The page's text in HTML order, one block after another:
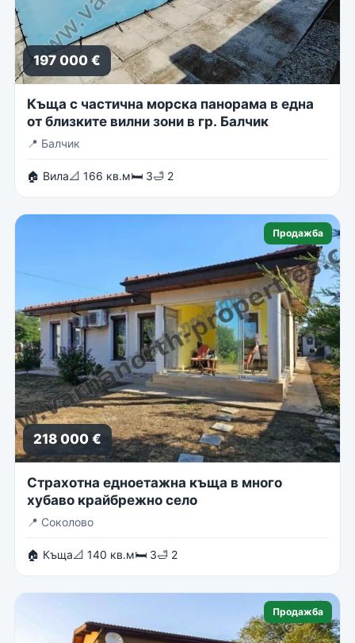
197 000 €
Къща с частична морска панорама в една
от близките вилни зони в гр. Балчик
📍 Балчик
🏠 Вила📐 166 кв.м🛏 3🛁 2
Продажба
218 000 €
Страхотна едноетажна къща в много
хубаво крайбрежно село
📍 Соколово
🏠 Къща📐 140 кв.м🛏 3🛁 2
Продажба